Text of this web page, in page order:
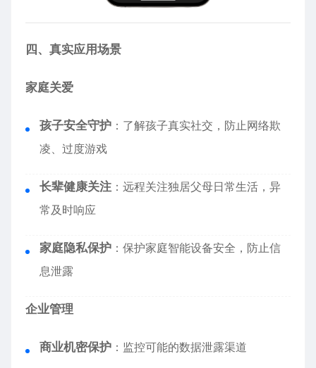
四、真实应用场景
家庭关爱
孩子安全守护 ：了解孩子真实社交，防止网络欺
凌、过度游戏
长辈健康关注 ：远程关注独居父母日常生活，异
常及时响应
家庭隐私保护 ：保护家庭智能设备安全，防止信
息泄露
企业管理
商业机密保护 ：监控可能的数据泄露渠道